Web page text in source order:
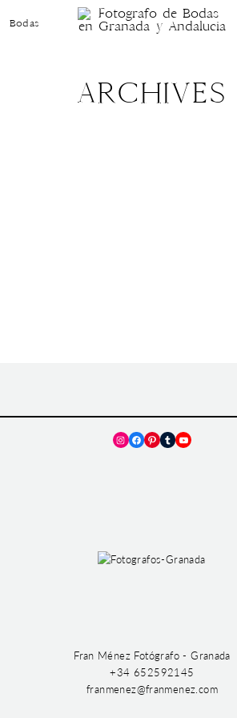
Bodas
ARCHIVES
Instagram
Facebook
Pinterest
TumblrYouTube
Fran Ménez Fotógrafo - Granada
+34 652592145
franmenez@franmenez.com